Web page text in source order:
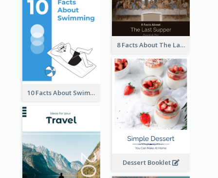
8 Facts About The Last Supper Of Leonardo da Vinci
10 Facts About Swimming
Dessert Booklet